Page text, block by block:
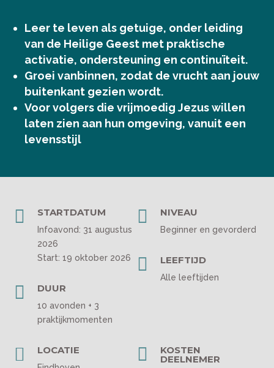
Leer te leven als getuige, onder leiding
van de Heilige Geest met praktische
activatie, ondersteuning en continuïteit.
Groei vanbinnen, zodat de vrucht aan jouw
buitenkant gezien wordt.
Voor volgers die vrijmoedig Jezus willen
laten zien aan hun omgeving, vanuit een
levensstijl
 STARTDATUM
Infoavond: 31 augustus
2026
Start: 19 oktober 2026
 DUUR
10 avonden + 3
praktijkmomenten
 NIVEAU
Beginner en gevorderd
 LEEFTIJD
Alle leeftijden
 LOCATIE  KOSTEN
DEELNEMER